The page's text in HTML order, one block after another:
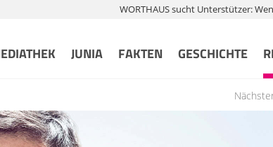
WORTHAUS sucht Unterstützer:
JUNIA FAKTEN GESCHICHTE